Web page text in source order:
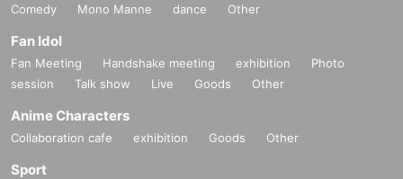
Comedy
Mono Manne dance Other
Fan Idol
Fan Meeting Handshake meeting exhibition
Photo
session
Talk show Live Goods Other
Anime Characters
Collaboration cafe exhibition Goods Other
Sport